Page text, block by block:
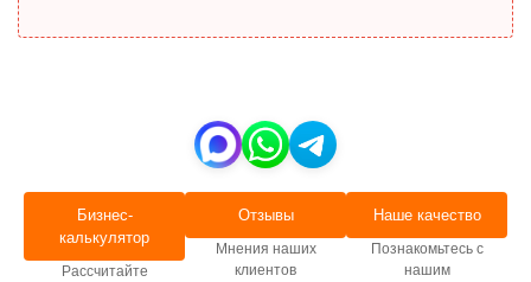
Бизнес-
калькулятор
Рассчитайте
Отзывы
Мнения наших
клиентов
Наше качество
Познакомьтесь с
нашим